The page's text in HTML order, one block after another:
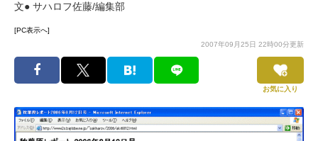
文● サハロフ佐藤/編集部
[PC表示へ]
2007年09月25日 22時00分更新
お気に入り